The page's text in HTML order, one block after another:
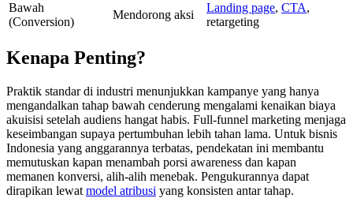
Bawah
(Conversion)
Mendorong aksi
Landing page, CTA,
retargeting
Kenapa Penting?
Praktik standar di industri menunjukkan kampanye yang hanya
mengandalkan tahap bawah cenderung mengalami kenaikan biaya
akuisisi setelah audiens hangat habis. Full-funnel marketing menjaga
keseimbangan supaya pertumbuhan lebih tahan lama. Untuk bisnis
Indonesia yang anggarannya terbatas, pendekatan ini membantu
memutuskan kapan menambah porsi awareness dan kapan
memanen konversi, alih-alih menebak. Pengukurannya dapat
dirapikan lewat model atribusi yang konsisten antar tahap.